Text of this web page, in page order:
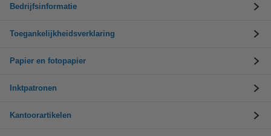
Bedrijfsinformatie
Toegankelijkheidsverklaring
Papier en fotopapier
Inktpatronen
Kantoorartikelen